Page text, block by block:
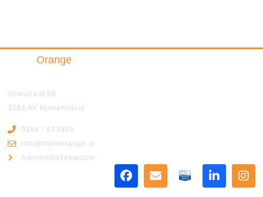
Orange
Voorstraat 56
3281 AV Numansdorp
0186 - 573949
info@tripleorange.nl
Administratiekantoor